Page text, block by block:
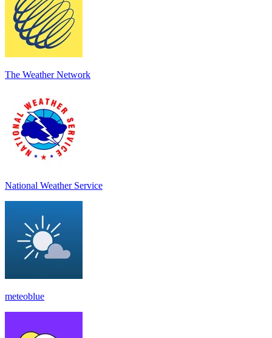
The Weather Network
National Weather Service
meteoblue